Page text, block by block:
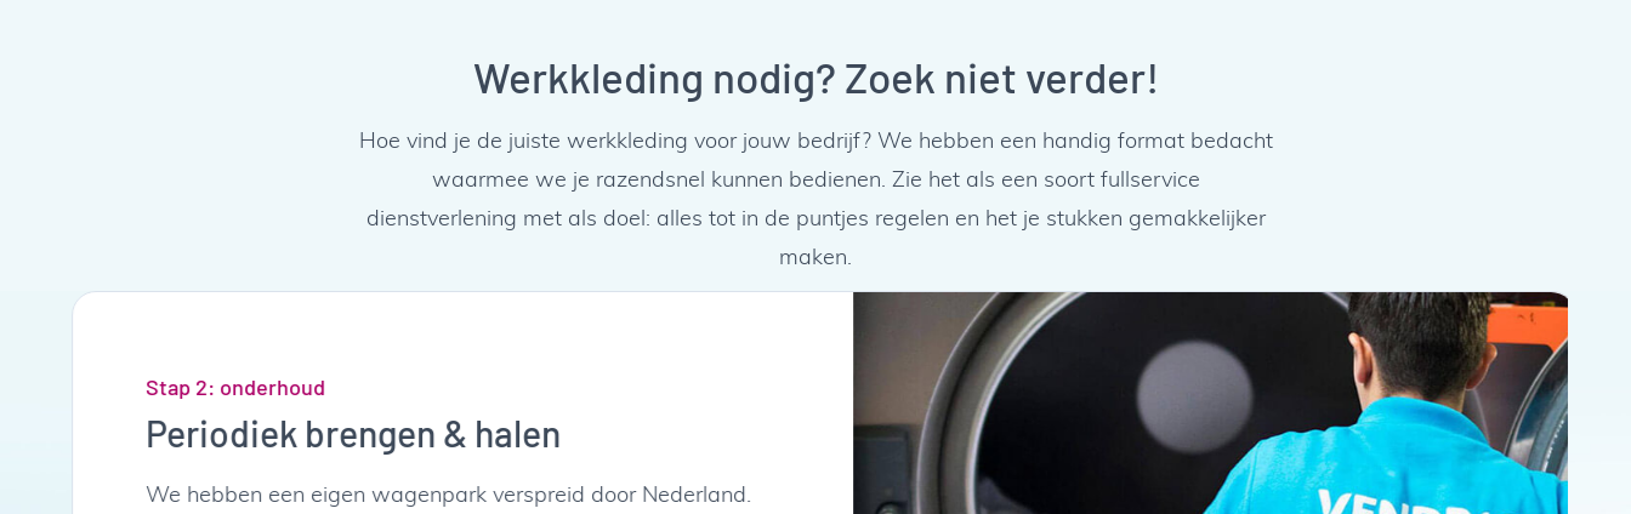
Werkkleding nodig? Zoek niet verder!
Hoe vind je de juiste werkkleding voor jouw bedrijf? We hebben een handig format bedacht
waarmee we je razendsnel kunnen bedienen. Zie het als een soort fullservice
dienstverlening met als doel: alles tot in de puntjes regelen en het je stukken gemakkelijker
maken.
Stap 2: onderhoud
Periodiek brengen & halen
We hebben een eigen wagenpark verspreid door Nederland.